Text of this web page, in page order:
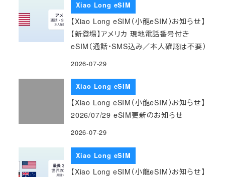
Xiao Long eSIM
【Xiao Long eSIM（小龍eSIM）お知らせ】
【新登場】アメリカ 現地電話番号付き
eSIM（通話・SMS込み／本人確認は不要）
2026-07-29
Xiao Long eSIM
【Xiao Long eSIM（小龍eSIM）お知らせ】
2026/07/29 eSIM更新のお知らせ
2026-07-29
Xiao Long eSIM
【Xiao Long eSIM（小龍eSIM）お知らせ】